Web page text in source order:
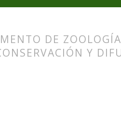
DE
Y